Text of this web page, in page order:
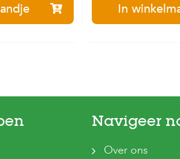
In
Navigeer
Over ons